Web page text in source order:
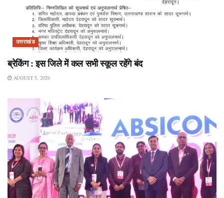
उत्तराखंड
ब्रेकिंग : इस जिले में कल सभी स्कूल रहेंगे बंद
AUGUST 5, 2026